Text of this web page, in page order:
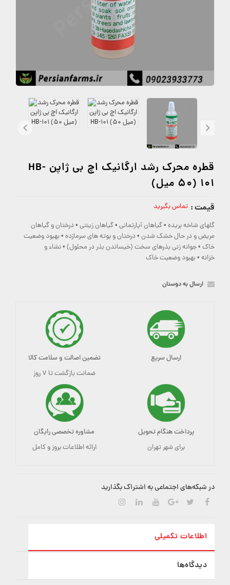
قطره محرک رشد ارگانیک اچ بی ژاپن HB-
101 (50 میل)
قیمت : تماس بگیرید
گلهای شاخه بریده •گیاهان آپارتمانی •گیاهان زینتی • درختان و گیاهان
مریض و در حال خشک شدن • درختان و بوته های سرمازده •بهبود وضعیت
خاک •جوانه زنی بذرهای سخت (خیساندن بذر در محلول) •نشاء و
خزانه •بهبود وضعیت خاک
ارسال به دوستان
ارسال سریع تضمین اصالت و سلامت کالا
ضمانت بازگشت تا ۷ روز
پرداخت هنگام تحویل
برای شهر تهران
مشاوره تخصصی رایگان
ارائه اطلاعات بروز و کامل
در شبکه‌های اجتماعی به اشتراک بگذارید
اطلاعات تکمیلی
دیدگاه‌ها